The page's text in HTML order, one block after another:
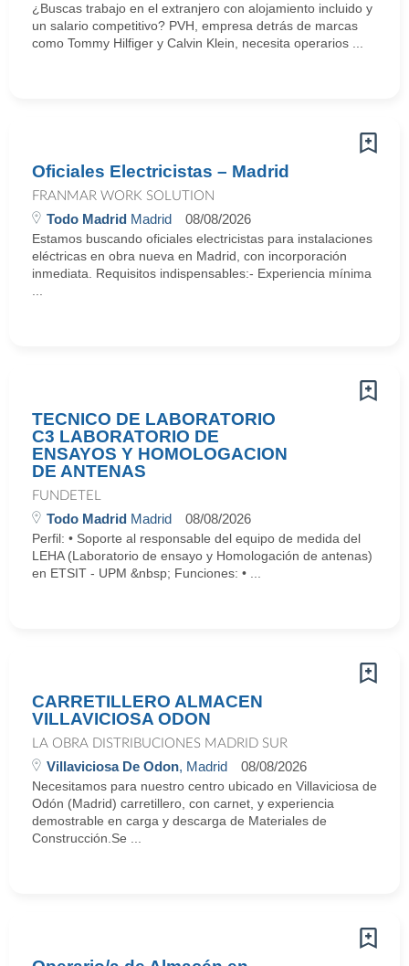
¿Buscas trabajo en el extranjero con alojamiento incluido y
un salario competitivo? PVH, empresa detrás de marcas
como Tommy Hilfiger y Calvin Klein, necesita operarios ...
Oficiales Electricistas – Madrid
FRANMAR WORK SOLUTION
Todo Madrid Madrid 08/08/2026
Estamos buscando oficiales electricistas para instalaciones
eléctricas en obra nueva en Madrid, con incorporación
inmediata. Requisitos indispensables:- Experiencia mínima
TECNICO DE LABORATORIO
C3 LABORATORIO DE
ENSAYOS Y HOMOLOGACION
DE ANTENAS
FUNDETEL
Todo Madrid Madrid 08/08/2026
Perfil: • Soporte al responsable del equipo de medida del
LEHA (Laboratorio de ensayo y Homologación de antenas)
en ETSIT - UPM &nbsp; Funciones: • ...
CARRETILLERO ALMACEN
VILLAVICIOSA ODON
LA OBRA DISTRIBUCIONES MADRID SUR
Villaviciosa De Odon, Madrid 08/08/2026
Necesitamos para nuestro centro ubicado en Villaviciosa de
Odón (Madrid) carretillero, con carnet, y experiencia
demostrable en carga y descarga de Materiales de
Construcción.Se ...